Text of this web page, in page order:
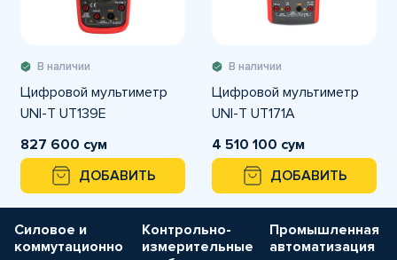
В наличии
Цифровой мультиметр
UNI-T UT139E
827 600 сум
ДОБАВИТЬ
В наличии
Цифровой мультиметр
UNI-T UT171A
4 510 100 сум
ДОБАВИТЬ
Силовое и
коммутационно
Контрольно-
измерительные
Промышленная
автоматизация